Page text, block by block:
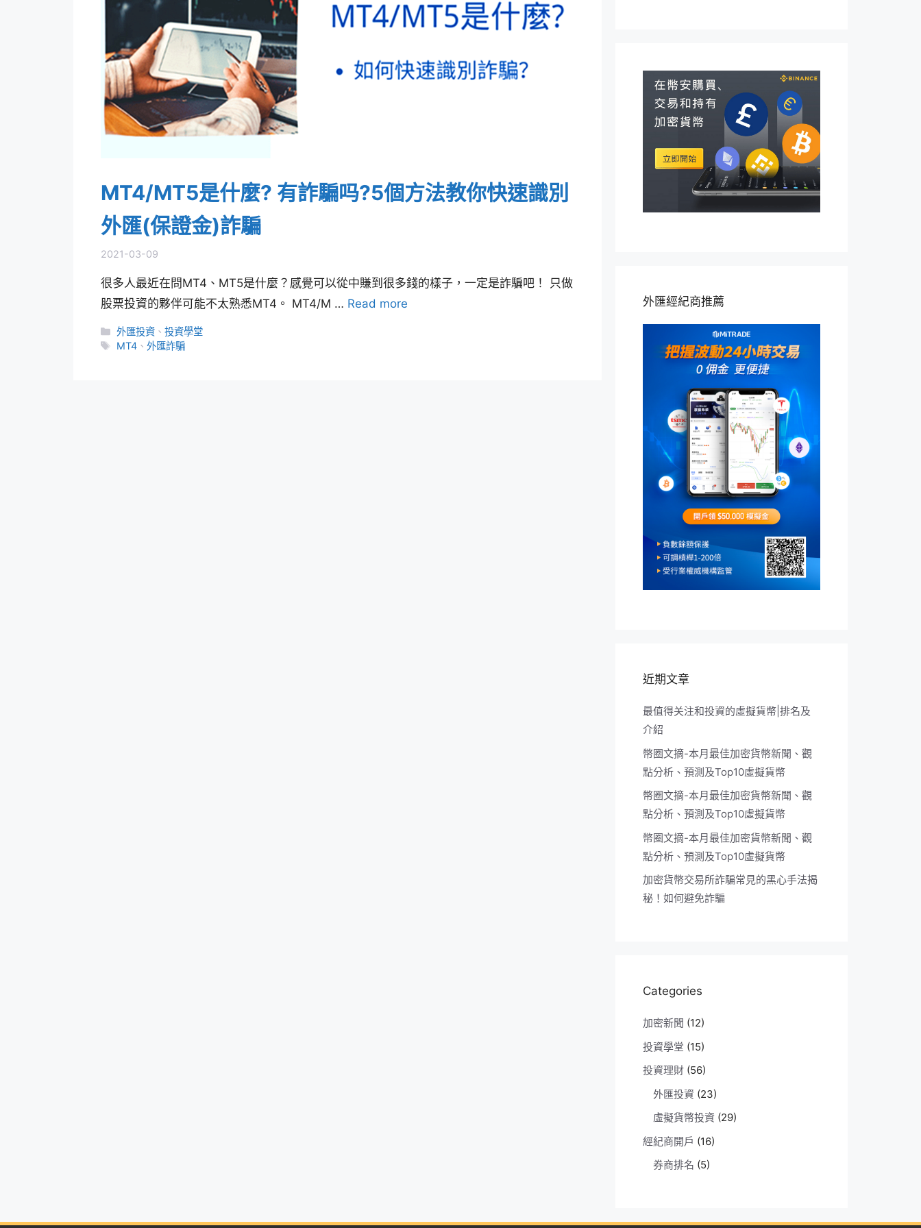
MT4/MT5是什麼? 有詐騙吗?5個方法教你快速識別
外匯(保證金)詐騙
2021-03-09
很多人最近在問MT4、MT5是什麼？感覺可以從中賺到很多錢的樣子，一定是詐騙吧！ 只做
股票投資的夥伴可能不太熟悉MT4。 MT4/M … Read more
外匯投資 、投資學堂
MT4 、外匯詐騙
外匯經紀商推薦
近期文章
最值得关注和投資的虛擬貨幣|排名及
介紹
幣圈文摘-本月最佳加密貨幣新聞、觀
點分析、預測及Top10虛擬貨幣
幣圈文摘-本月最佳加密貨幣新聞、觀
點分析、預測及Top10虛擬貨幣
幣圈文摘-本月最佳加密貨幣新聞、觀
點分析、預測及Top10虛擬貨幣
加密貨幣交易所詐騙常見的黑心手法揭
秘！如何避免詐騙
Categories
加密新聞 (12)
投資學堂 (15)
投資理財 (56)
外匯投資 (23)
虛擬貨幣投資 (29)
經紀商開戶 (16)
券商排名 (5)